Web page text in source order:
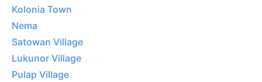
Kolonia Town
Nema
Satowan Village
Lukunor Village
Pulap Village